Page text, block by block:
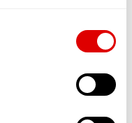
permettant de
sociale et
à domicile dédiés
de Maison in situ,